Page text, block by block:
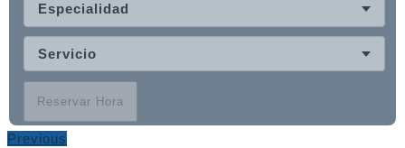
Especialidad
Servicio
Reservar Hora
Previous